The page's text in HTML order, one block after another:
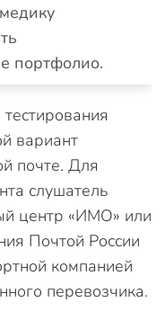
портфолио.
вариант
почте. Для
слушатель
центр «ИМО» или
Почтой России
компанией
перевозчика.